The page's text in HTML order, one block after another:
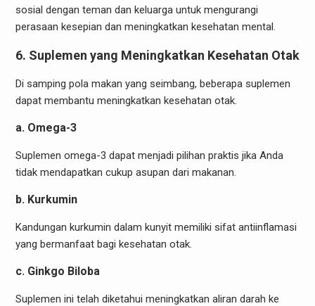
sosial dengan teman dan keluarga untuk mengurangi
perasaan kesepian dan meningkatkan kesehatan mental.
6. Suplemen yang Meningkatkan Kesehatan Otak
Di samping pola makan yang seimbang, beberapa suplemen
dapat membantu meningkatkan kesehatan otak.
a. Omega-3
Suplemen omega-3 dapat menjadi pilihan praktis jika Anda
tidak mendapatkan cukup asupan dari makanan.
b. Kurkumin
Kandungan kurkumin dalam kunyit memiliki sifat antiinflamasi
yang bermanfaat bagi kesehatan otak.
c. Ginkgo Biloba
Suplemen ini telah diketahui meningkatkan aliran darah ke